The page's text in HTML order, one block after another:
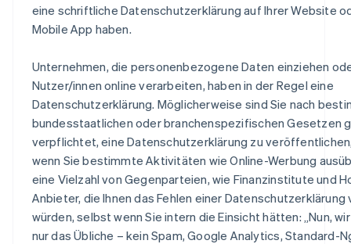
eine schriftliche Datenschutzerklärung auf Ihrer Website
Mobile App haben.
Unternehmen, die personenbezogene Daten einziehen
Nutzer/innen online verarbeiten, haben in der Regel eine
Datenschutzerklärung. Möglicherweise sind Sie nach
bundesstaatlichen oder branchenspezifischen Gesetzen
verpflichtet, eine Datenschutzerklärung zu
wenn Sie bestimmte Aktivitäten wie Online-Werbung
eine Vielzahl von Gegenparteien, wie Finanzinstitute und
Anbieter, die Ihnen das Fehlen einer
würden, selbst wenn Sie intern die Einsicht hätten: „Nun,
nur das Übliche – kein Spam, Google Analytics, Standard-